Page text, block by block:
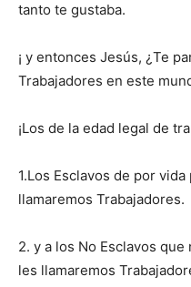
tanto te gustaba.
¡ y entonces Jesús, ¿Te
Trabajadores en este
¡Los de la edad legal de
1.Los Esclavos de por
llamaremos Trabajadores.
2. y a los No Esclavos
les llamaremos